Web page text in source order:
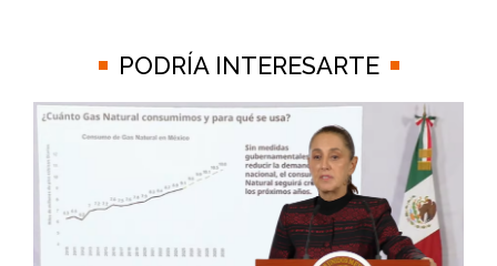
PODRÍA INTERESARTE